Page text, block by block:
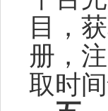
目，
册，
取时